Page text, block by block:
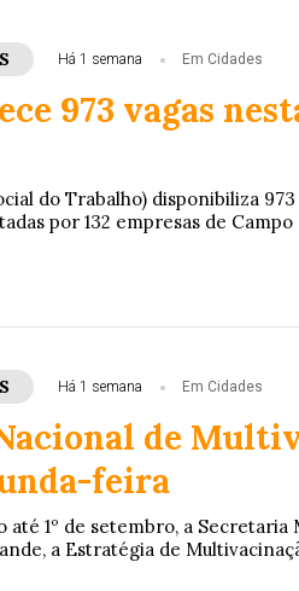
Há 1 semana Em Cidades
973 vagas
do Trabalho) disponibiliza
por 132 empresas de Campo
Há 1 semana Em Cidades
de
feira
1º de setembro, a Secretaria
a Estratégia de